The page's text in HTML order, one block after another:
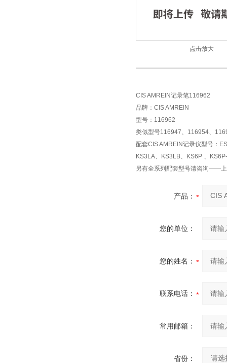
点击放大
CIS AMREIN记录笔116962
品牌：CIS AMREIN
型号：116962
类似型号116947、116954、
配套CIS AMREIN记录仪型号：
KS3LA、KS3LB、KS6P 、
另有全系列配套型号请咨询——
产品：
您的单位：
您的姓名：
联系电话：
常用邮箱：
省份：